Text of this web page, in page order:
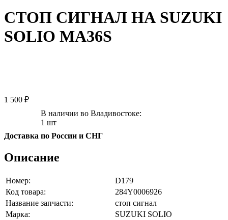
СТОП СИГНАЛ НА SUZUKI
SOLIO MA36S
1 500 ₽
В наличии во Владивостоке:
1 шт
Доставка по России и СНГ
Описание
Номер:
D179
Код товара:
284Y0006926
Название запчасти:
стоп сигнал
Марка:
SUZUKI SOLIO